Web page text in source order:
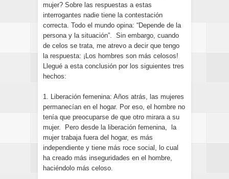
mujer? Sobre las respuestas a estas
interrogantes nadie tiene la contestación
correcta. Todo el mundo opina: “Depende de la
persona y la situación”. Sin embargo, cuando
de celos se trata, me atrevo a decir que tengo
la respuesta: ¡Los hombres son más celosos!
Llegué a esta conclusión por los siguientes tres
hechos:
1. Liberación femenina: Años atrás, las mujeres
permanecían en el hogar. Por eso, el hombre no
tenía que preocuparse de que otro mirara a su
mujer. Pero desde la liberación femenina, la
mujer trabaja fuera del hogar, es más
independiente y tiene más roce social, lo cual
ha creado más inseguridades en el hombre,
haciéndolo más celoso.